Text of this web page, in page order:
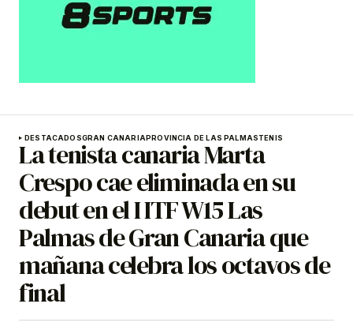
DESTACADOSGRAN CANARIAPROVINCIA DE LAS PALMASTENIS
La tenista canaria Marta
Crespo cae eliminada en su
debut en el I ITF W15 Las
Palmas de Gran Canaria que
mañana celebra los octavos de
final